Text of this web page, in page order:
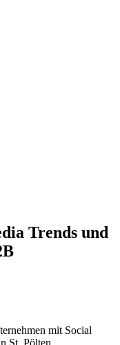
Trends und